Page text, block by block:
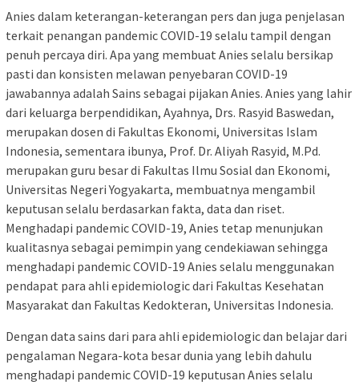
Anies dalam keterangan-keterangan pers dan juga penjelasan
terkait penangan pandemic COVID-19 selalu tampil dengan
penuh percaya diri. Apa yang membuat Anies selalu bersikap
pasti dan konsisten melawan penyebaran COVID-19
jawabannya adalah Sains sebagai pijakan Anies. Anies yang lahir
dari keluarga berpendidikan, Ayahnya, Drs. Rasyid Baswedan,
merupakan dosen di Fakultas Ekonomi, Universitas Islam
Indonesia, sementara ibunya, Prof. Dr. Aliyah Rasyid, M.Pd.
merupakan guru besar di Fakultas Ilmu Sosial dan Ekonomi,
Universitas Negeri Yogyakarta, membuatnya mengambil
keputusan selalu berdasarkan fakta, data dan riset.
Menghadapi pandemic COVID-19, Anies tetap menunjukan
kualitasnya sebagai pemimpin yang cendekiawan sehingga
menghadapi pandemic COVID-19 Anies selalu menggunakan
pendapat para ahli epidemiologic dari Fakultas Kesehatan
Masyarakat dan Fakultas Kedokteran, Universitas Indonesia.
Dengan data sains dari para ahli epidemiologic dan belajar dari
pengalaman Negara-kota besar dunia yang lebih dahulu
menghadapi pandemic COVID-19 keputusan Anies selalu